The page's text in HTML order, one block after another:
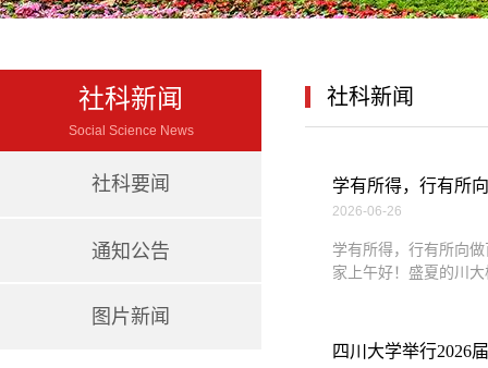
社科新闻
Social Science News
社科要闻
通知公告
图片新闻
社科新闻
学有所得，行有所
2026-06-26
学有所得，行有所向
家上午好！盛夏的川
四川大学举行2026